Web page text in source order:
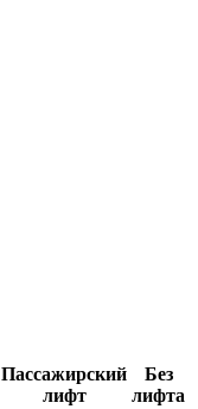
Пассажирский
лифт
Без
лифта